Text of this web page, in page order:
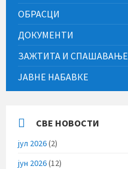
ОБРАСЦИ
ДОКУМЕНТИ
ЗАЖТИТА И СПАШАВАЊЕ
ЈАВНЕ НАБАВКЕ
СВЕ НОВОСТИ
јул 2026(2)
јун 2026(12)